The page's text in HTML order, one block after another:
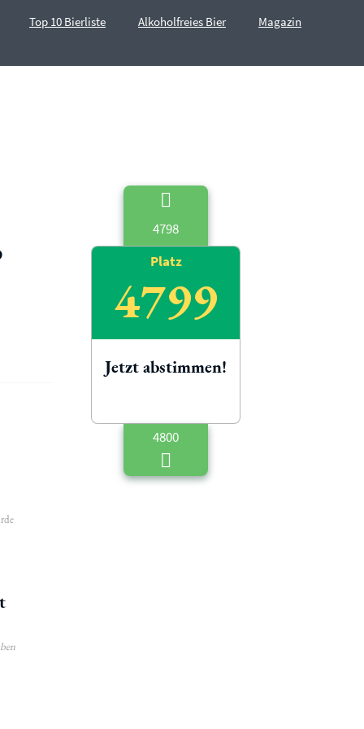
Top 10 Bierliste Alkoholfreies Bier Magazin
4798
Platz
4799
Jetzt abstimmen!
4800